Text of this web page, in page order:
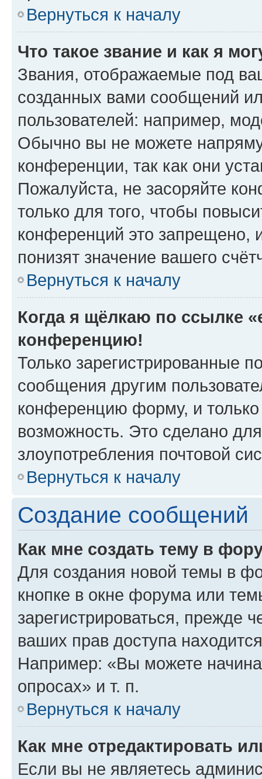
Вернуться к началу
Что такое звание и как я
Звания, отображаемые под
созданных вами сообщений
пользователей: например,
Обычно вы не можете
конференции, так как они
Пожалуйста, не засоряйте
только для того, чтобы
конференций это запрещено,
понизят значение вашего
Вернуться к началу
Когда я щёлкаю по ссылке
конференцию!
Только зарегистрированные
сообщения другим
конференцию форму, и
возможность. Это сделано
злоупотребления почтовой
Вернуться к началу
Создание сообщений
Как мне создать тему в
Для создания новой темы в
кнопке в окне форума или
зарегистрироваться, прежде
ваших прав доступа
Например: «Вы можете
опросах» и т. п.
Вернуться к началу
Как мне отредактировать
Если вы не являетесь